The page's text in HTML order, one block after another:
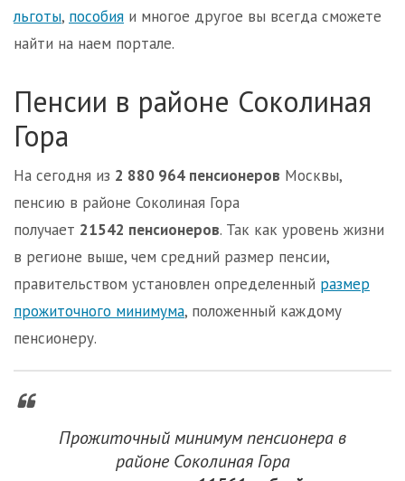
льготы, пособия и многое другое вы всегда сможете
найти на наем портале.
Пенсии в районе Соколиная
Гора
На сегодня из 2 880 964 пенсионеров Москвы,
пенсию в районе Соколиная Гора
получает 21542 пенсионеров. Так как уровень жизни
в регионе выше, чем средний размер пенсии,
правительством установлен определенный размер
прожиточного минимума, положенный каждому
пенсионеру.
Прожиточный минимум пенсионера в
районе Соколиная Гора